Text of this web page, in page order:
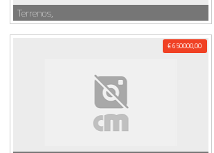
Terrenos,
€ 650000,00